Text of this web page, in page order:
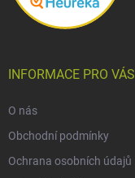
INFORMACE PRO VÁS
O nás
Obchodní podmínky
Ochrana osobních údajů